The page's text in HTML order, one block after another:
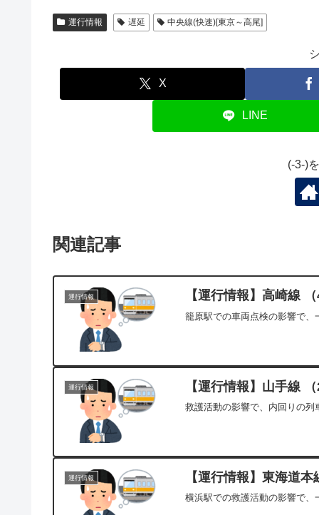
運行情報 遅延 中央線(快速)[東京～高尾]
X
LINE
(-3-)
関連記事
運行情報 【運行情報】高崎線
籠原駅での車両点検の影響で、
運行情報 【運行情報】山手線
救護活動の影響で、内回りの列
運行情報 【運行情報】東海道
横浜駅での救護活動の影響で、